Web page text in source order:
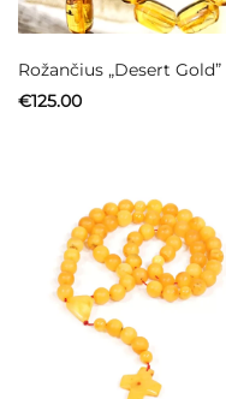
Neturime
Rožančius „Desert Gold”
€125.00